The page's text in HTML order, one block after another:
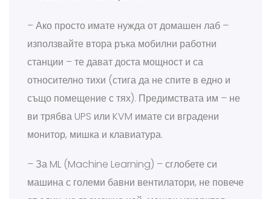
– Ако просто имате нужда от домашен лаб –
използвайте втора ръка мобилни работни
станции – те дават доста мощност и са
относително тихи (стига да не спите в едно и
също помещение с тях). Предимствата им – не
ви трябва UPS или KVM имате си вградени
монитор, мишка и клавиатура.
– За ML (Machine Learning) – сглобете си
машина с големи бавни вентилатори, не повече